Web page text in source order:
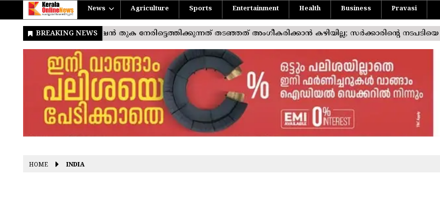
News Agriculture Sports Entertainment Health Business Pravasi
HOME INDIA